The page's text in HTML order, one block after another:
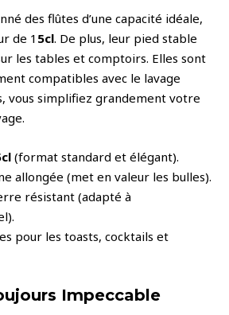
des flûtes d’une capacité idéale,
de 15cl. De plus, leur pied stable
les tables et comptoirs. Elles sont
compatibles avec le lavage
vous simplifiez grandement votre
cl (format standard et élégant).
allongée (met en valeur les bulles).
résistant (adapté à
pour les toasts, cocktails et
Impeccable